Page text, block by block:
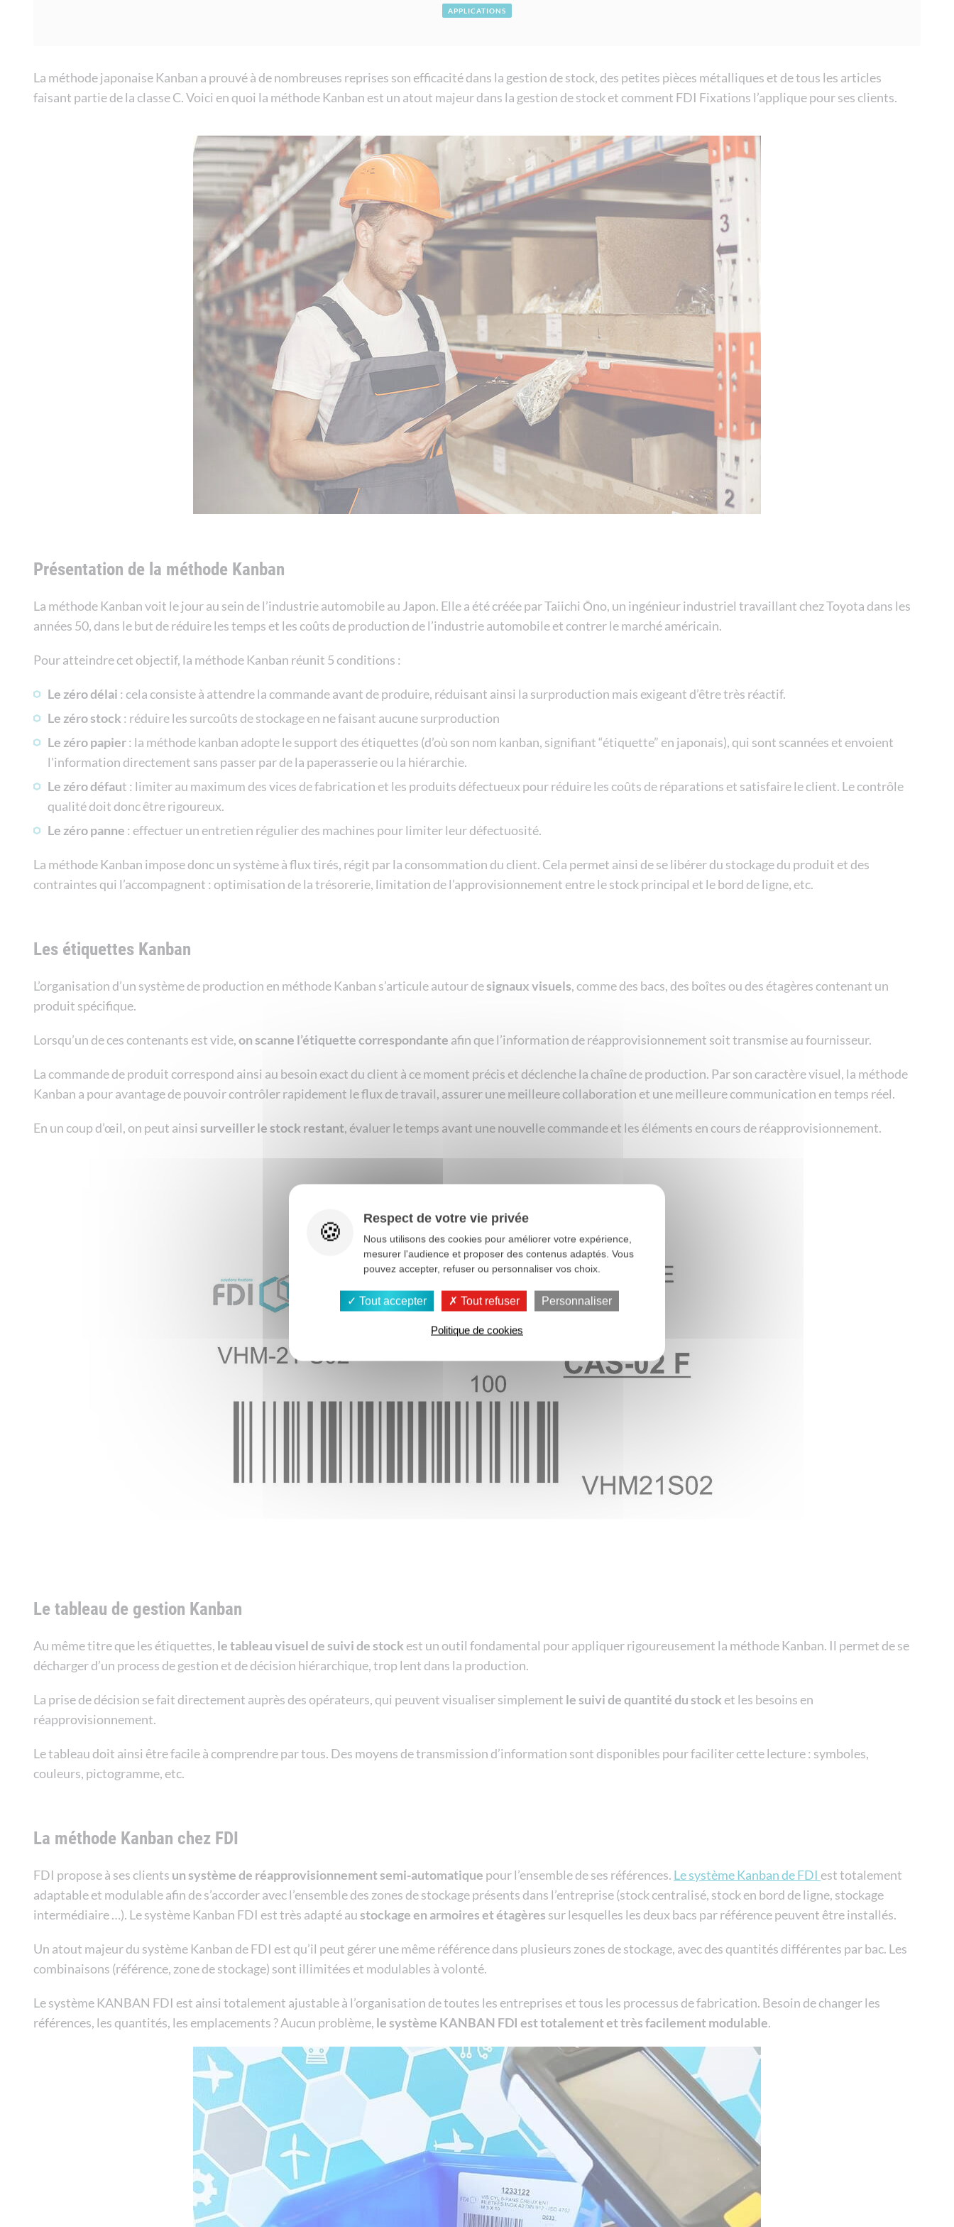
APPLICATIONS
La méthode japonaise Kanban a prouvé à de nombreuses reprises son efficacité dans la gestion de stock, des petites pièces métalliques et de tous les articles
faisant partie de la classe C. Voici en quoi la méthode Kanban est un atout majeur dans la gestion de stock et comment FDI Fixations l’applique pour ses clients.
Présentation de la méthode Kanban
La méthode Kanban voit le jour au sein de l’industrie automobile au Japon. Elle a été créée par Taiichi Ōno, un ingénieur industriel travaillant chez Toyota dans les
années 50, dans le but de réduire les temps et les coûts de production de l’industrie automobile et contrer le marché américain.
Pour atteindre cet objectif, la méthode Kanban réunit 5 conditions :
Le zéro délai : cela consiste à attendre la commande avant de produire, réduisant ainsi la surproduction mais exigeant d’être très réactif.
Le zéro stock : réduire les surcoûts de stockage en ne faisant aucune surproduction
Le zéro papier: la méthode kanban adopte le support des étiquettes (d’où son nom kanban, signifiant “étiquette” en japonais), qui sont scannées et envoient
l'information directement sans passer par de la paperasserie ou la hiérarchie.
Le zéro défaut : limiter au maximum des vices de fabrication et les produits défectueux pour réduire les coûts de réparations et satisfaire le client. Le contrôle
qualité doit donc être rigoureux.
Le zéro panne : effectuer un entretien régulier des machines pour limiter leur défectuosité.
La méthode Kanban impose donc un système à flux tirés, régit par la consommation du client. Cela permet ainsi de se libérer du stockage du produit et des
contraintes qui l’accompagnent : optimisation de la trésorerie, limitation de l’approvisionnement entre le stock principal et le bord de ligne, etc.
Les étiquettes Kanban
L’organisation d’un système de production en méthode Kanban s’articule autour designaux visuels, comme des bacs, des boîtes ou des étagères contenant un
produit spécifique.
Lorsqu’un de ces contenants est vide,on scanne l’étiquette correspondante afin que l’information de réapprovisionnement soit transmise au fournisseur.
La commande de produit correspond ainsi au besoin exact du client à ce moment précis et déclenche la chaîne de production. Par son caractère visuel, la méthode
Kanban a pour avantage de pouvoir contrôler rapidement le flux de travail, assurer une meilleure collaboration et une meilleure communication en temps réel.
En un coup d’œil, on peut ainsi surveiller le stock restant, évaluer le temps avant une nouvelle commande et les éléments en cours de réapprovisionnement.
Le tableau de gestion Kanban
Au même titre que les étiquettes, le tableau visuel de suivi de stockest un outil fondamental pour appliquer rigoureusement la méthode Kanban. Il permet de se
décharger d’un process de gestion et de décision hiérarchique, trop lent dans la production.
La prise de décision se fait directement auprès des opérateurs, qui peuvent visualiser simplement le suivi de quantité du stocket les besoins en
réapprovisionnement.
Le tableau doit ainsi être facile à comprendre par tous. Des moyens de transmission d’information sont disponibles pour faciliter cette lecture : symboles,
couleurs, pictogramme, etc.
La méthode Kanban chez FDI
FDI propose à ses clients un système de réapprovisionnement semi-automatique pour l’ensemble de ses références. Le système Kanban de FDI est totalement
adaptable et modulable afin de s’accorder avec l’ensemble des zones de stockage présents dans l’entreprise (stock centralisé, stock en bord de ligne, stockage
intermédiaire …). Le système Kanban FDI est très adapté austockage en armoires et étagères sur lesquelles les deux bacs par référence peuvent être installés.
Un atout majeur du système Kanban de FDI est qu’il peut gérer une même référence dans plusieurs zones de stockage, avec des quantités différentes par bac. Les
combinaisons (référence, zone de stockage) sont illimitées et modulables à volonté.
Le système KANBAN FDI est ainsi totalement ajustable à l’organisation de toutes les entreprises et tous les processus de fabrication. Besoin de changer les
références, les quantités, les emplacements ? Aucun problème, le système KANBAN FDI est totalement et très facilement modulable.
Respect de votre vie privée
Nous utilisons des cookies pour améliorer votre expérience,
mesurer l'audience et proposer des contenus adaptés. Vous
pouvez accepter, refuser ou personnaliser vos choix.
Tout accepter Tout refuser Personnaliser
Politique de cookies